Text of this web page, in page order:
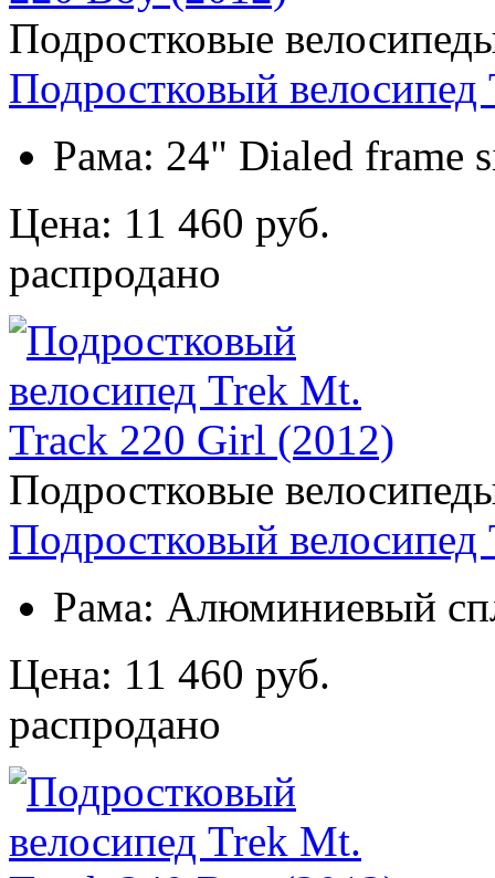
Подростковые
Подростковый
Рама: 24" Dialed frame
Цена: 11 460 руб.
распродано
Подростковые
Подростковый
Рама: Алюминиевый
Цена: 11 460 руб.
распродано